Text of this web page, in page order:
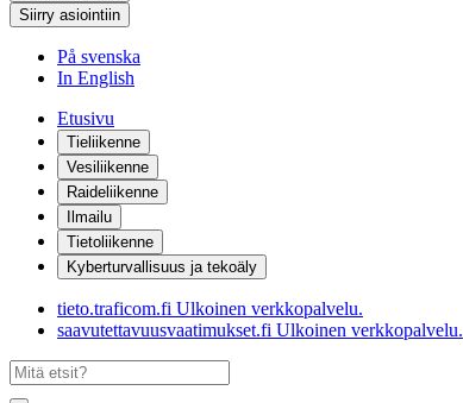
Siirry asiointiin
På svenska
In English
Etusivu
Tieliikenne
Vesiliikenne
Raideliikenne
Ilmailu
Tietoliikenne
Kyberturvallisuus ja tekoäly
tieto.traficom.fi Ulkoinen verkkopalvelu.
saavutettavuusvaatimukset.fi Ulkoinen verkkopalvelu.